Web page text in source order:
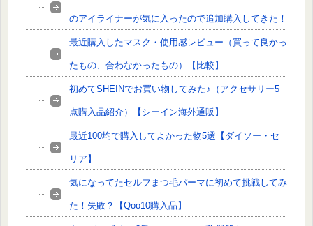
のアイライナーが気に入ったので追加購入してきた！
最近購入したマスク・使用感レビュー（買って良かっ
たもの、合わなかったもの）【比較】
初めてSHEINでお買い物してみた♪（アクセサリー5
点購入品紹介）【シーイン海外通販】
最近100均で購入してよかった物5選【ダイソー・セ
リア】
気になってたセルフまつ毛パーマに初めて挑戦してみ
た！失敗？【Qoo10購入品】